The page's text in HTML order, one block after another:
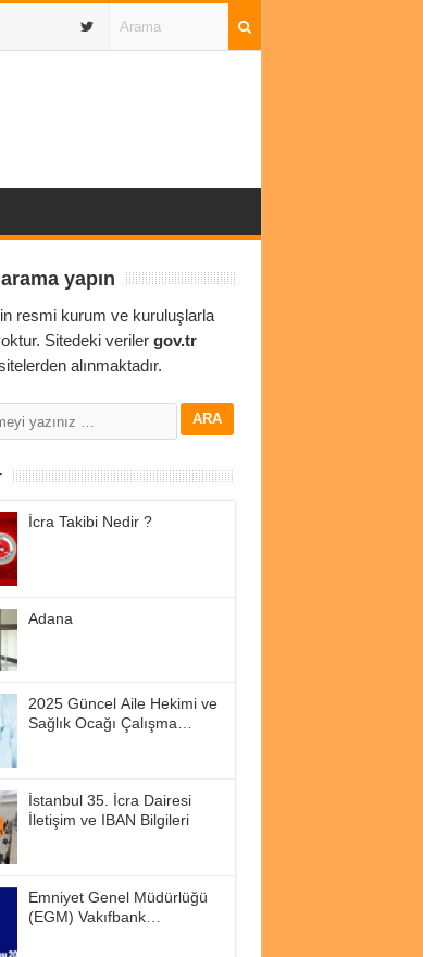
yapın
resmi kurum ve kuruluşlarla
Sitedeki veriler gov.tr
alınmaktadır.
İcra Takibi Nedir ?
Adana
2025 Güncel Aile Hekimi ve
Sağlık Ocağı Çalışma
İstanbul 35. İcra Dairesi
İletişim ve IBAN Bilgileri
Emniyet Genel Müdürlüğü
(EGM) Vakıfbank